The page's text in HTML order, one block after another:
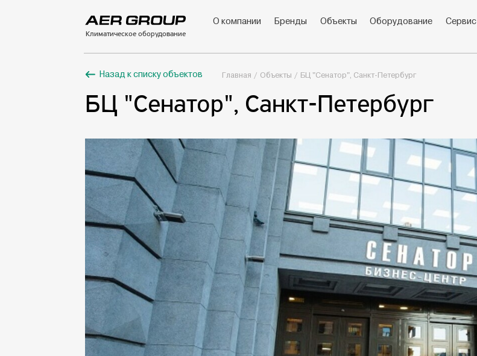
Климатическое оборудование
О компании Бренды Объекты Оборудование Сервис
Назад к списку объектов Главная Объекты БЦ "Сенатор", Санкт-Петербург
БЦ "Сенатор", Санкт-Петербург